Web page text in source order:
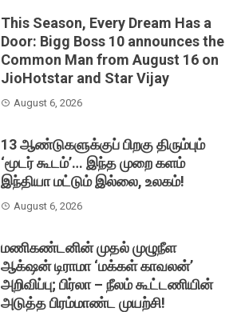
This Season, Every Dream Has a
Door: Bigg Boss 10 announces the
Common Man from August 16 on
JioHotstar and Star Vijay
August 6, 2026
13 ஆண்டுகளுக்குப் பிறகு திரும்பும்
‘மூடர் கூடம்’… இந்த முறை களம்
இந்தியா மட்டும் இல்லை, உலகம்!
August 6, 2026
மணிகண்டனின் முதல் முழுநீள
ஆக்‌ஷன் டிராமா ‘மக்கள் காவலன்’
அறிவிப்பு; பிர்லா – நீலம் கூட்டணியின்
அடுத்த பிரம்மாண்ட முயற்சி!